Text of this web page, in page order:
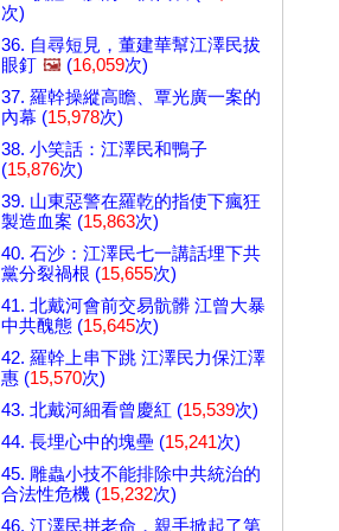
次)
36. 自尋短見，董建華幫江澤民拔
眼釘 🖼️ (16,059次)
37. 羅幹操縱高瞻、覃光廣一案的
內幕 (15,978次)
38. 小笑話：江澤民和鴨子
(15,876次)
39. 山東惡警在羅乾的指使下瘋狂
製造血案 (15,863次)
40. 石沙：江澤民七一講話埋下共
黨分裂禍根 (15,655次)
41. 北戴河會前交易骯髒 江曾大暴
中共醜態 (15,645次)
42. 羅幹上串下跳 江澤民力保江澤
惠 (15,570次)
43. 北戴河細看曾慶紅 (15,539次)
44. 長埋心中的塊壘 (15,241次)
45. 雕蟲小技不能排除中共統治的
合法性危機 (15,232次)
46. 江澤民拼老命，親手掀起了第